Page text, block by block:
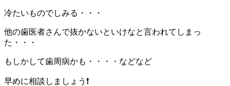
冷たいものでしみる・・・
他の歯医者さんで抜かないといけなと言われてしまっ
た・・・
もしかして歯周病かも・・・・などなど
早めに相談しましょう❗